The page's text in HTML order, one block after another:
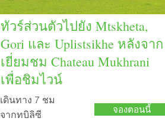
ทัวร์ส่วนตัวไปยัง Mtskheta,
Gori และ Uplistsikhe หลังจาก
เยี่ยมชม Chateau Mukhrani
เพื่อชิมไวน์
เดินทาง 7 ชม
จากทบิลิซี จองตอนนี้